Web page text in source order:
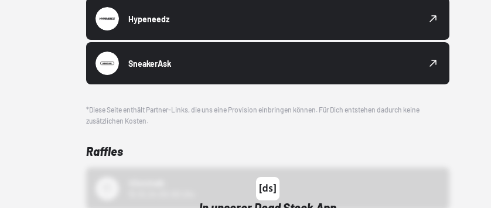
Hypeneedz
SneakerAsk
*Diese Seite enthält Partner-Links, die uns eine Provision einbringen können. Für Dich entstehen dadurch keine
zusätzlichen Kosten.
Raffles